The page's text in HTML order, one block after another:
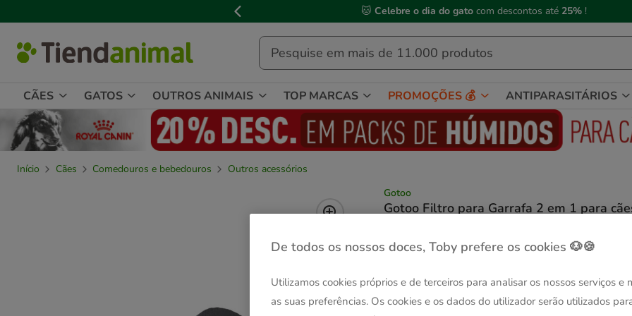
de
mensagem,
📅 Compre até às13h00 e receba a sua encomenda nopróximo dia útil
CÃES GATOS OUTROS ANIMAIS TOP MARCAS PROMOÇÕES 💰 ANTIPARASITÁRIOS
Início Cães Comedouros e bebedouros
Outros acessórios
Gotoo
Gotoo Filtro para Garrafa 2 em 1 para
Ver descrição
3 uds.
Entrega Grátis
De todos os nossos doces, Toby prefere os cookies 🐶🍪
Utilizamos cookies próprios e de terceiros para analisar os nossos serviços e
as suas preferências. Os cookies e os dados do utilizador serão utilizados